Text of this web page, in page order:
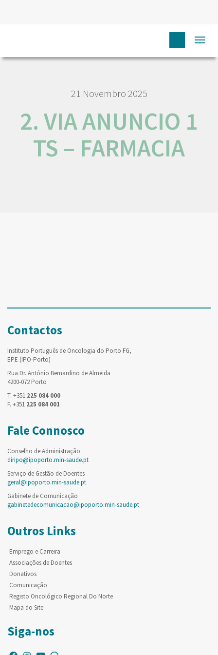
21 Novembro 2025
2. VIA ANUNCIO 1
TS – FARMACIA
Contactos
Instituto Português de Oncologia do Porto FG,
EPE (IPO-Porto)
Rua Dr. António Bernardino de Almeida
4200-072 Porto
T. +351 225 084 000
F. +351 225 084 001
Fale Connosco
Conselho de Administração
diripo@ipoporto.min-saude.pt
Serviço de Gestão de Doentes
geral@ipoporto.min-saude.pt
Gabinete de Comunicação
gabinetedecomunicacao@ipoporto.min-saude.pt
Outros Links
Emprego e Carreira
Associações de Doentes
Donativos
Comunicação
Registo Oncológico Regional Do Norte
Mapa do Site
Siga-nos